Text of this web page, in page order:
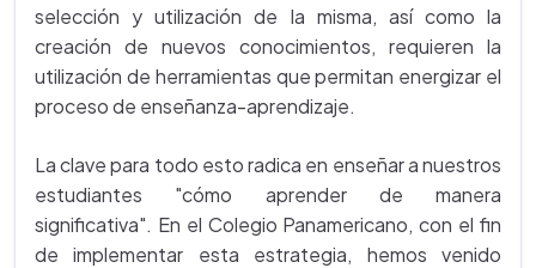
selección y utilización de la misma, así como la
creación de nuevos conocimientos, requieren la
utilización de herramientas que permitan energizar el
proceso de enseñanza-aprendizaje.
La clave para todo esto radica en enseñar a nuestros
estudiantes "cómo aprender de manera
significativa". En el Colegio Panamericano, con el fin
de implementar esta estrategia, hemos venido